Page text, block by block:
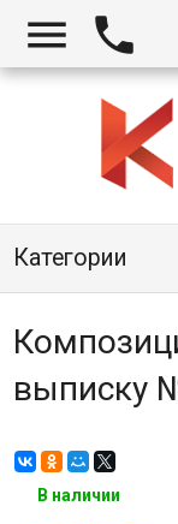
 
Категории
выписку
В наличии